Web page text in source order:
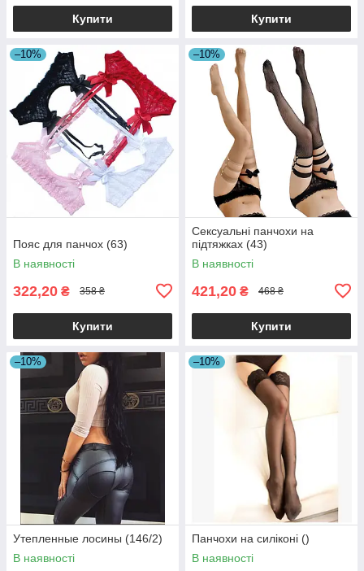
Купити Купити
–10%
Пояс для панчох (63)
В наявності
322,20 ₴ 358 ₴
Купити
–10%
Сексуальні панчохи на
підтяжках (43)
В наявності
421,20 ₴ 468 ₴
Купити
–10%
Утепленные лосины (146/2)
В наявності
–10%
Панчохи на силіконі ()
В наявності